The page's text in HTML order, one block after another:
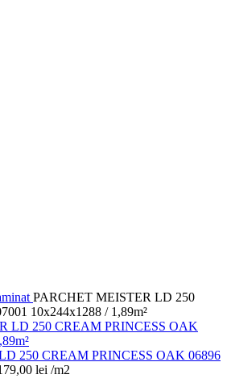
PARCHET MEISTER LD 250
10x244x1288 / 1,89m²
250 CREAM PRINCESS OAK 06896
lei /m2